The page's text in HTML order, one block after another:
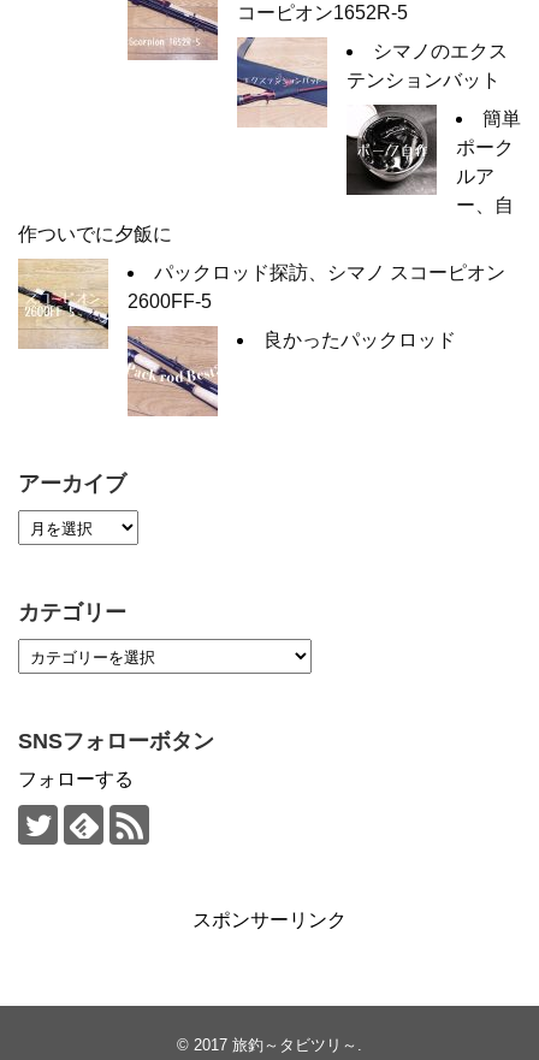
コーピオン1652R-5
シマノのエクス
テンションバット
簡単
ポーク
ルア
ー、自
作ついでに夕飯に
パックロッド探訪、シマノ スコーピオン
2600FF-5
良かったパックロッド
アーカイブ
カテゴリー
SNSフォローボタン
フォローする
スポンサーリンク
© 2017 旅釣～タビツリ～